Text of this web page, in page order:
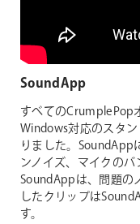
SoundApp
すべてのCrumplePop
Windows対応のスタ
りました。SoundApp
ンノイズ、マイクのバ
SoundAppは、問題の
したクリップは
す。